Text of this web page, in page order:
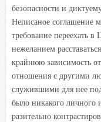
безопасности и
Неписаное соглашение
требование переехать
нежеланием
крайнюю зависимость
отношения с другими
служившими для нее
было никакого личного
разительно